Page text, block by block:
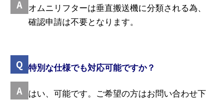
オムニリフターは垂直搬送機に分類される為、
確認申請は不要となります。
特別な仕様でも対応可能ですか？
はい、可能です。ご希望の方はお問い合わせ下